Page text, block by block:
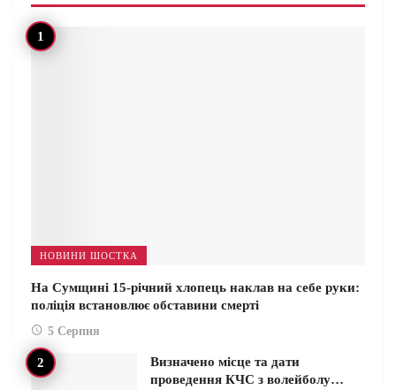
НОВИНИ ШОСТКА
На Сумщині 15-річний хлопець наклав на себе руки:
поліція встановлює обставини смерті
5 Серпня
Визначено місце та дати
проведення КЧС з волейболу…